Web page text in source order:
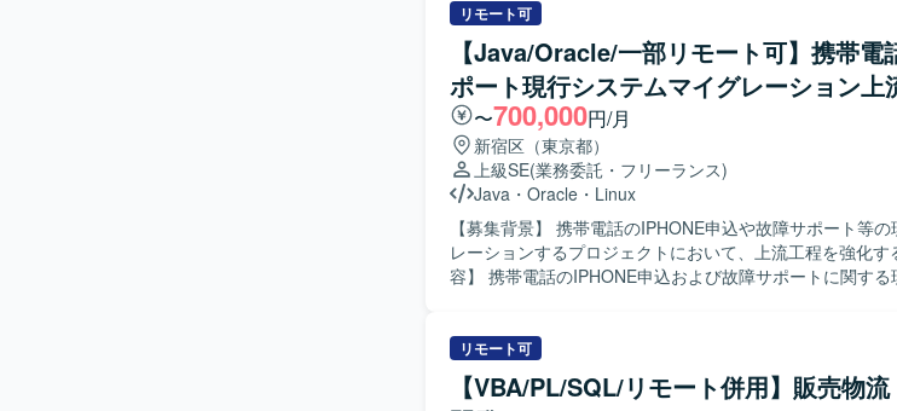
プリントテストへの参画を通じて品質向上に貢献していただきます。 【求める
険分野の業務知識を活かしながら、アジャイル開発環境
組んでいただける方を求めています。Excel VBAなど既存
スや品質向上に意欲的に取り組んでいただける方です。 【ポジションの魅力】 保険業界向けの
オープン系システム開発に携わることで、ドメイン知識と
ていただけます。設計・開発からテストまで一連の工程に
ペシャリストとしてのスキルを幅広く磨いていただけます。 【開発環境】 Excel VBAを用い
開発環境を中心に、Linux環境などのオープン系技術を組
を実施します。
リモート可
【Java/Oracle/一部リモート可】携帯
ポート現行システムマイグレーション上
〜700,000円/月
新宿区（東京都）
上級SE(業務委託・フリーランス)
Java ・ Oracle ・ Linux
【募集背景】 携帯電話のIPHONE申込や故障サポート等
レーションするプロジェクトにおいて、上流工程を強化するため
容】 携帯電話のIPHONE申込および故障サポートに関す
のコミュニケーションを円滑に行いながら要件を整理で
ョンプロジェクトにおいて主体的に課題を拾い、関係者
ましいです。 【ポジションの魅力】 大規模な携帯電話関連システムのマイグレーションに上流
リモート可
【VBA/PL/SQL/リモート併用】販売物